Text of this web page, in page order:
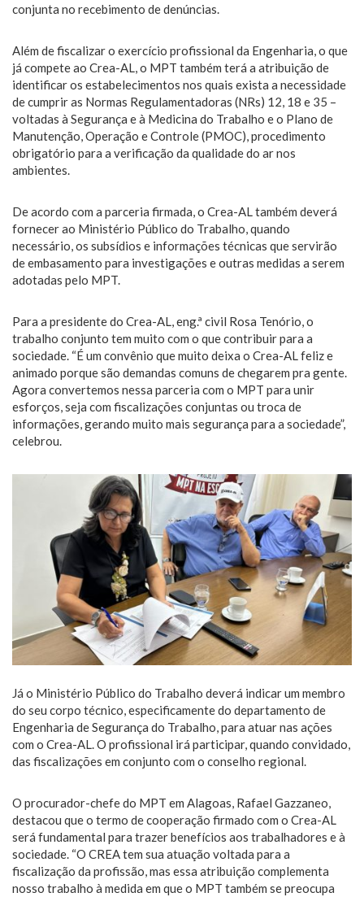
conjunta no recebimento de denúncias.
Além de fiscalizar o exercício profissional da Engenharia, o que
já compete ao Crea-AL, o MPT também terá a atribuição de
identificar os estabelecimentos nos quais exista a necessidade
de cumprir as Normas Regulamentadoras (NRs) 12, 18 e 35 –
voltadas à Segurança e à Medicina do Trabalho e o Plano de
Manutenção, Operação e Controle (PMOC), procedimento
obrigatório para a verificação da qualidade do ar nos
ambientes.
De acordo com a parceria firmada, o Crea-AL também deverá
fornecer ao Ministério Público do Trabalho, quando
necessário, os subsídios e informações técnicas que servirão
de embasamento para investigações e outras medidas a serem
adotadas pelo MPT.
Para a presidente do Crea-AL, eng.ª civil Rosa Tenório, o
trabalho conjunto tem muito com o que contribuir para a
sociedade. “É um convênio que muito deixa o Crea-AL feliz e
animado porque são demandas comuns de chegarem pra gente.
Agora convertemos nessa parceria com o MPT para unir
esforços, seja com fiscalizações conjuntas ou troca de
informações, gerando muito mais segurança para a sociedade”,
celebrou.
Já o Ministério Público do Trabalho deverá indicar um membro
do seu corpo técnico, especificamente do departamento de
Engenharia de Segurança do Trabalho, para atuar nas ações
com o Crea-AL. O profissional irá participar, quando convidado,
das fiscalizações em conjunto com o conselho regional.
O procurador-chefe do MPT em Alagoas, Rafael Gazzaneo,
destacou que o termo de cooperação firmado com o Crea-AL
será fundamental para trazer benefícios aos trabalhadores e à
sociedade. “O CREA tem sua atuação voltada para a
fiscalização da profissão, mas essa atribuição complementa
nosso trabalho à medida em que o MPT também se preocupa